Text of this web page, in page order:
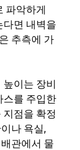
파악하게
다면 내벽을
추측에 가
이는 장비
스를 주입한
지점을 확정
나 욕실,
관에서 물